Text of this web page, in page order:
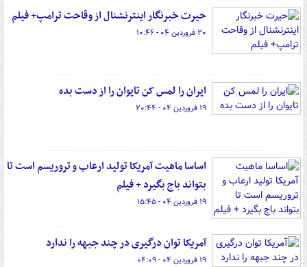
حیرت خبرنگار اینترنشنال از وقاحت ترامپ+ فیلم
۲۰ فروردین ۰۴ - ۱۰:۴۶
ایران را لمس کن تایوان را از دست بده
۱۹ فروردین ۰۴ - ۲۰:۴۴
اساسا ماهیت آمریکا تولید ارعاب‌ و تروریسم است تا
بتواند باج بگیرد + فیلم
۱۹ فروردین ۰۴ - ۱۵:۴۵
آمریکا توان درگیری در چند جبهه را ندارد
۱۹ فروردین ۰۴ - ۰۴:۰۹